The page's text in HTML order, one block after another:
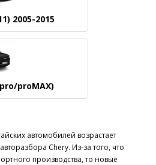
2005-2015
proMAX)
автомобилей возрастает
Chery. Из-за того, что
производства, то новые